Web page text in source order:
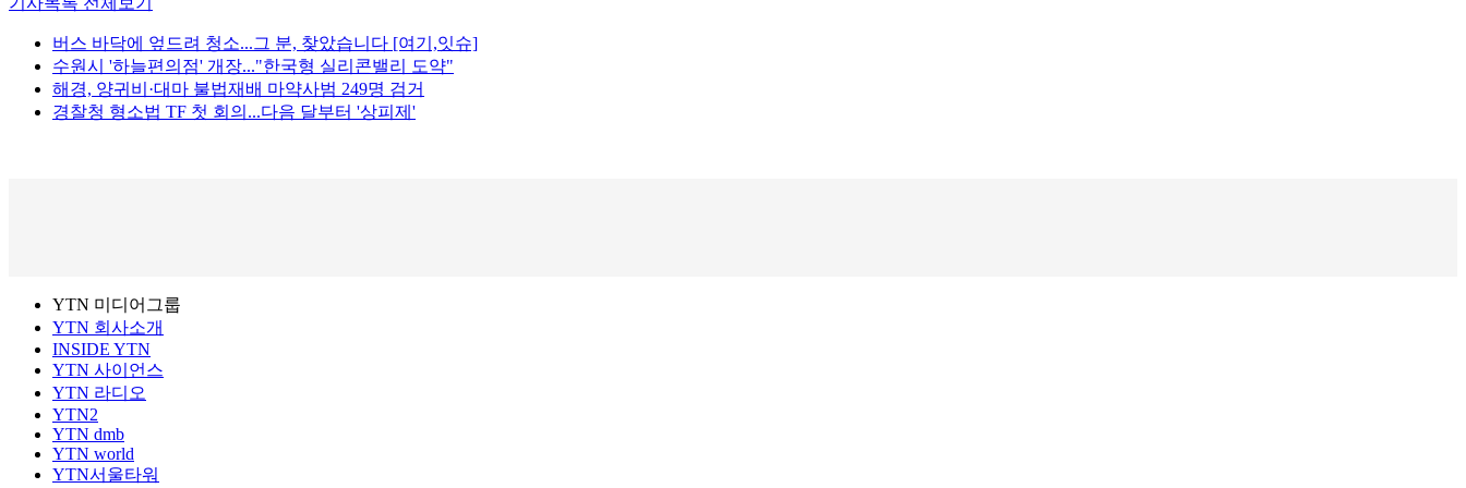
버스 바닥에 엎드려 청소...그 분, 찾았습니다 [여기,잇슈]
수원시 '하늘편의점' 개장..."한국형 실리콘밸리 도약"
해경, 양귀비·대마 불법재배 마약사범 249명 검거
경찰청 형소법 TF 첫 회의...다음 달부터 '상피제'
YTN 미디어그룹
YTN 회사소개
INSIDE YTN
YTN 사이언스
YTN 라디오
YTN2
YTN dmb
YTN world
YTN서울타워